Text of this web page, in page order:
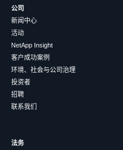
公司
新闻中心
活动
NetApp Insight
客户成功案例
环境、社会与公司治理
投资者
招聘
联系我们
法务